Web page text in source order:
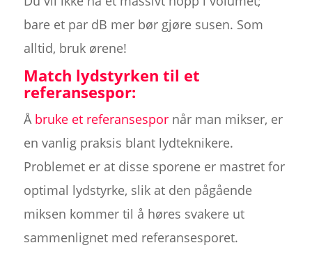
bare et par dB mer bør gjøre susen. Som
alltid, bruk ørene!
Match lydstyrken til et
referansespor:
Å bruke et referansespornår man mikser, er
en vanlig praksis blant lydteknikere.
Problemet er at disse sporene er mastret for
optimal lydstyrke, slik at den pågående
miksen kommer til å høres svakere ut
sammenlignet med referansesporet.